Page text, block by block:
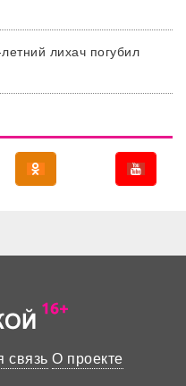
лихач погубил
связь О проекте